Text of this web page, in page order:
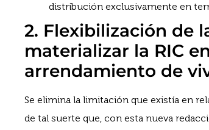
distribución exclusivamente en
2. Flexibilización de
materializar la RIC
arrendamiento de
Se elimina la limitación que existía en
de tal suerte que, con esta nueva